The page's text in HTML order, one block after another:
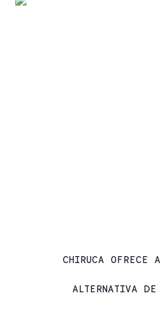
CHIRUCA OFRECE
ALTERNATIVA